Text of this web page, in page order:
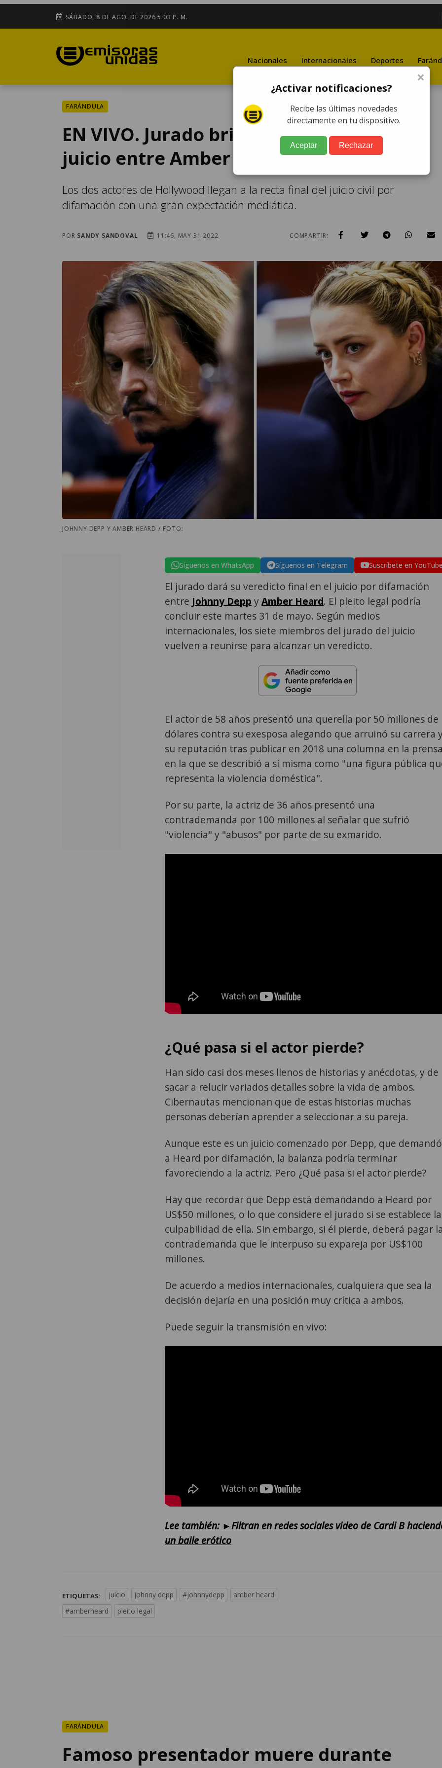
SÁBADO, 8 DE AGO. DE 2026 5:03 P. M.
Nacionales Internacionales Deportes
FARÁNDULA
EN VIVO. Jurado brindará veredicto en
juicio entre Amber Heard y Johnny Depp
Los dos actores de Hollywood llegan a la recta final del juicio civil por
difamación con una gran expectación mediática.
POR SANDY SANDOVAL 11:46, MAY 31 2022 COMPARTIR:
JOHNNY DEPP Y AMBER HEARD / FOTO:
Síguenos en WhatsApp Síguenos en Telegram Suscríbete en
El jurado dará su veredicto final en el juicio por difamación
entre Johnny Depp yAmber Heard. El pleito legal podría
concluir este martes 31 de mayo. Según medios
internacionales, los siete miembros del jurado del juicio
vuelven a reunirse para alcanzar un veredicto.
El actor de 58 años presentó una querella por 50 millones de
dólares contra su exesposa alegando que arruinó su carrera
su reputación tras publicar en 2018 una columna en la
en la que se describió a sí misma como "una figura pública
representa la violencia doméstica".
Por su parte, la actriz de 36 años presentó una
contrademanda por 100 millones al señalar que sufrió
"violencia" y "abusos" por parte de su exmarido.
¿Qué pasa si el actor pierde?
Han sido casi dos meses llenos de historias y anécdotas, y de
sacar a relucir variados detalles sobre la vida de ambos.
Cibernautas mencionan que de estas historias muchas
personas deberían aprender a seleccionar a su pareja.
Aunque este es un juicio comenzado por Depp, que demandó
a Heard por difamación, la balanza podría terminar
favoreciendo a la actriz. Pero ¿Qué pasa si el actor pierde?
Hay que recordar que Depp está demandando a Heard por
US$50 millones, o lo que considere el jurado si se establece la
culpabilidad de ella. Sin embargo, si él pierde, deberá pagar
contrademanda que le interpuso su expareja por US$100
millones.
De acuerdo a medios internacionales, cualquiera que sea la
decisión dejaría en una posición muy crítica a ambos.
Puede seguir la transmisión en vivo:
Lee también: ►Filtran en redes sociales video de Cardi B
un baile erótico
ETIQUETAS: juicio johnny depp #johnnydepp
amber heard
#amberheard
pleito legal
FARÁNDULA
Famoso presentador muere durante
×
¿Activar notificaciones?
Recibe las últimas novedades
directamente en tu dispositivo.
Aceptar Rechazar